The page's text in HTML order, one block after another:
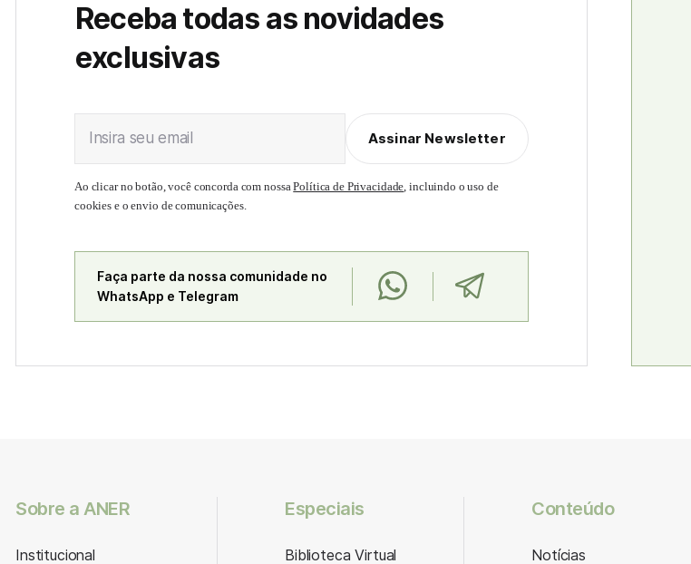
Receba todas as novidades
exclusivas
Insira seu email Assinar Newsletter
Ao clicar no botão, você concorda com nossaPolítica de Privacidade, incluindo o uso de
cookies e o envio de comunicações.
Faça parte da nossa comunidade no
WhatsApp e Telegram
Sobre a ANER
Institucional
Especiais
Biblioteca Virtual
Conteúdo
Notícias